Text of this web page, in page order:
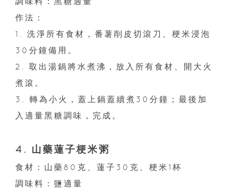
作法：
1. 洗淨所有食材，番薯削皮切滾刀、梗米浸泡
30分鐘備用。
2. 取出湯鍋將水煮沸，放入所有食材、開大火
煮滾。
3. 轉為小火，蓋上鍋蓋續煮30分鐘；最後加
入適量黑糖調味，完成。
4. 山藥蓮子梗米粥
食材：山藥80克、蓮子30克、梗米1杯
調味料：鹽適量